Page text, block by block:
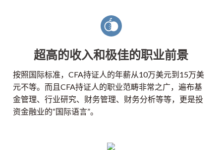
超高的收入和极佳的职业前景
按照国际标准，CFA持证人的年薪从10万美元到15万美
元不等。而且CFA持证人的职业范畴非常之广，遍布基
金管理、行业研究、财务管理、财务分析等等，更是投
资金融业的“国际语言”。